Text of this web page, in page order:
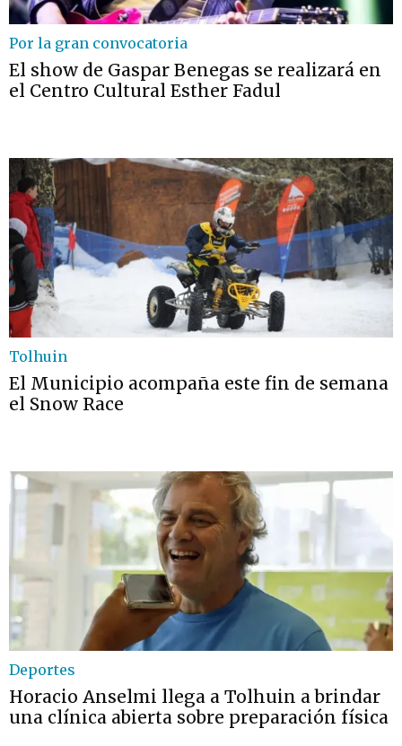
Por la gran convocatoria
El show de Gaspar Benegas se realizará en
el Centro Cultural Esther Fadul
Tolhuin
El Municipio acompaña este fin de semana
el Snow Race
Deportes
Horacio Anselmi llega a Tolhuin a brindar
una clínica abierta sobre preparación física